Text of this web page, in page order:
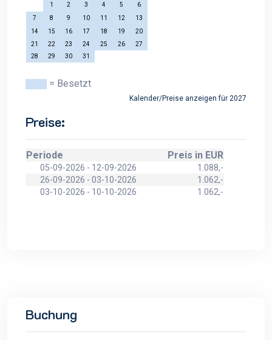
1
2 3 4 5
6
7
8 9 10 11 12
13
14
15 16 17 18 19
20
21
22 23 24 25 26
27
28
29 30 31
= Besetzt
Kalender/Preise anzeigen für 2027
Preise:
Periode Preis in EUR
05-09-2026 - 12-09-2026
1.088,-
26-09-2026 - 03-10-2026
1.062,-
03-10-2026 - 10-10-2026
1.062,-
Buchung